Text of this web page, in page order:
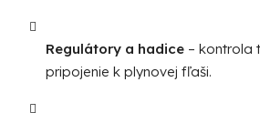
Regulátory a hadice – kontrola
pripojenie k plynovej fľaši.